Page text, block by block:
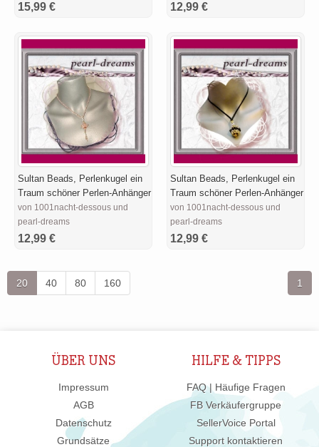
15,99 € 12,99 €
Sultan Beads, Perlenkugel ein
Traum schöner Perlen-Anhänger
von 1001nacht-dessous und
pearl-dreams
12,99 €
Sultan Beads, Perlenkugel ein
Traum schöner Perlen-Anhänger
von 1001nacht-dessous und
pearl-dreams
12,99 €
20 40 80 160 1
ÜBER UNS
Impressum
AGB
Datenschutz
Grundsätze
HILFE & TIPPS
FAQ | Häufige Fragen
FB Verkäufergruppe
SellerVoice Portal
Support kontaktieren